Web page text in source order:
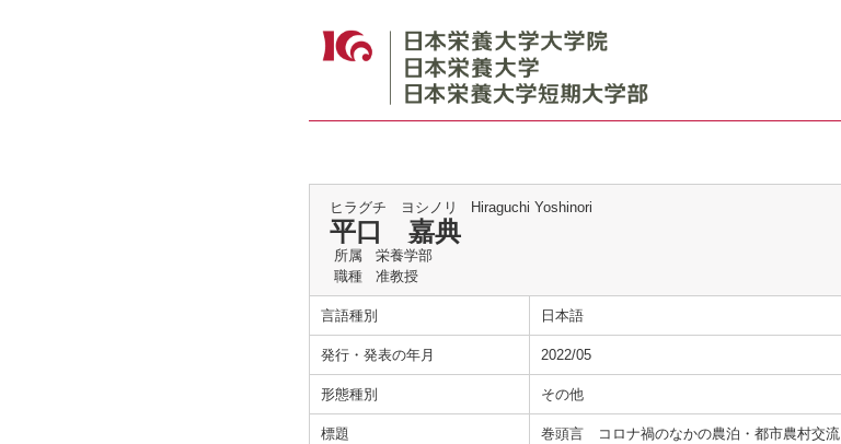
ヒラグチ ヨシノリ Hiraguchi Yoshinori
平口 嘉典
所属
栄養学部
職種
准教授
言語種別 日本語
発行・発表の年月 2022/05
形態種別 その他
標題 巻頭言 コロナ禍のなかの農泊・都市農村交流